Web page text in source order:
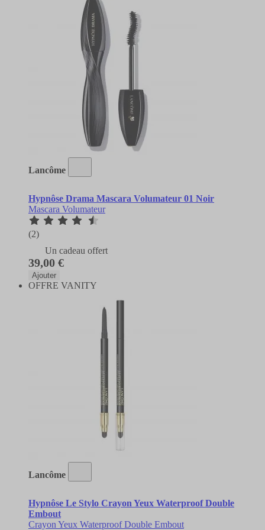
Lancôme
Hypnôse Drama Mascara Volumateur 01 Noir
Mascara Volumateur
(2)
Un cadeau offert
39,00 €
Ajouter
OFFRE VANITY
Lancôme
Hypnôse Le Stylo Crayon Yeux Waterproof Double
Embout
Crayon Yeux Waterproof Double Embout